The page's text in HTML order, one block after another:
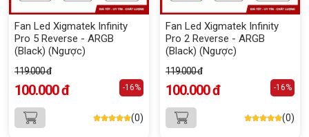
Fan Led Xigmatek Infinity
Pro 5 Reverse - ARGB
(Black) (Ngược)
119.000 đ
100.000 đ -16%
(0)
Fan Led Xigmatek Infinity
Pro 2 Reverse - ARGB
(Black) (Ngược)
119.000 đ
100.000 đ -16%
(0)